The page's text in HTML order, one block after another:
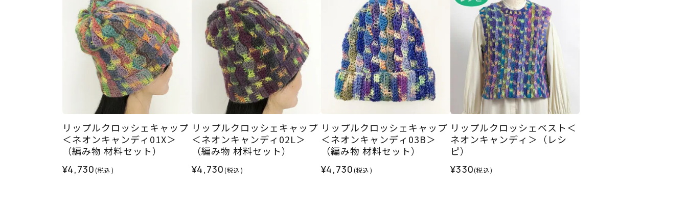
リップルクロッシェキャップ
＜ネオンキャンディ01X＞
（編み物 材料セット）
¥4,730(税込)
リップルクロッシェキャップ
＜ネオンキャンディ02L＞
（編み物 材料セット）
¥4,730(税込)
リップルクロッシェキャップ
＜ネオンキャンディ03B＞
（編み物 材料セット）
¥4,730(税込)
リップルクロッシェベスト＜
ネオンキャンディ＞（レシ
ピ）
¥330(税込)